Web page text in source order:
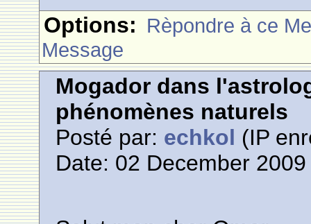
Options: Rèpondre à ce
Message
Mogador dans
phénomènes naturels
Posté par: echkol (IP
Date: 02 December